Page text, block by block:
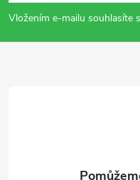
p
a
Vložením e-mailu souhlasíte s